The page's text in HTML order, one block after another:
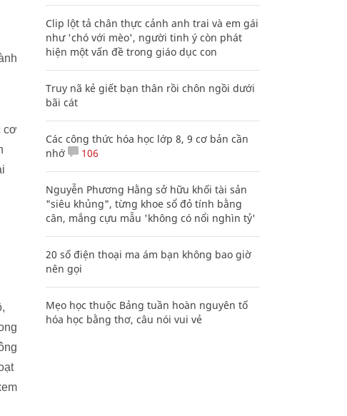
cơ
Clip lột tả chân thực cảnh anh trai và em gái
như 'chó với mèo', người tinh ý còn phát
hiện một vấn đề trong giáo dục con
Truy nã kẻ giết bạn thân rồi chôn ngồi dưới
bãi cát
Các công thức hóa học lớp 8, 9 cơ bản cần
nhớ
106
Nguyễn Phương Hằng sở hữu khối tài sản
"siêu khủng", từng khoe sổ đỏ tính bằng
cân, mắng cựu mẫu 'không có nổi nghìn tỷ'
20 số điện thoại ma ám bạn không bao giờ
nên gọi
Mẹo học thuộc Bảng tuần hoàn nguyên tố
hóa học bằng thơ, câu nói vui vẻ